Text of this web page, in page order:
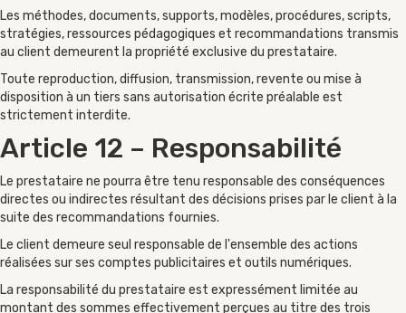
Les méthodes, documents, supports, modèles, procédures, scripts,
stratégies, ressources pédagogiques et recommandations transmis
au client demeurent la propriété exclusive du prestataire.
Toute reproduction, diffusion, transmission, revente ou mise à
disposition à un tiers sans autorisation écrite préalable est
strictement interdite.
Article 12 – Responsabilité
Le prestataire ne pourra être tenu responsable des conséquences
directes ou indirectes résultant des décisions prises par le client à la
suite des recommandations fournies.
Le client demeure seul responsable de l'ensemble des actions
réalisées sur ses comptes publicitaires et outils numériques.
La responsabilité du prestataire est expressément limitée au
montant des sommes effectivement perçues au titre des trois